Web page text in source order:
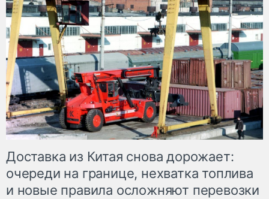
Доставка из Китая снова дорожает:
очереди на границе, нехватка топлива
и новые правила осложняют перевозки